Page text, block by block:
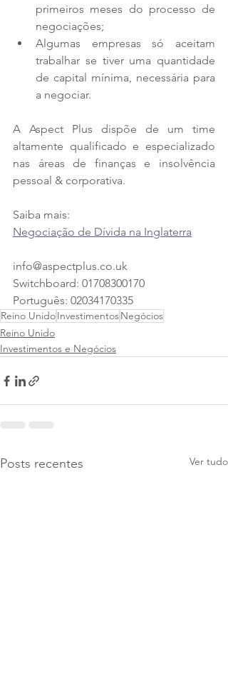
primeiros meses do processo de
negociações;
Algumas empresas só aceitam
trabalhar se tiver uma quantidade
de capital mínima, necessária para
a negociar.
A Aspect Plus dispõe de um time
altamente qualificado e especializado
nas áreas de finanças e insolvência
pessoal & corporativa.
Saiba mais:
Negociação de Dívida na Inglaterra
info@aspectplus.co.uk
Switchboard: 01708300170
Português: 02034170335
Reino UnidoInvestimentosNegócios
Reino Unido
Investimentos e Negócios
Posts recentes Ver tudo